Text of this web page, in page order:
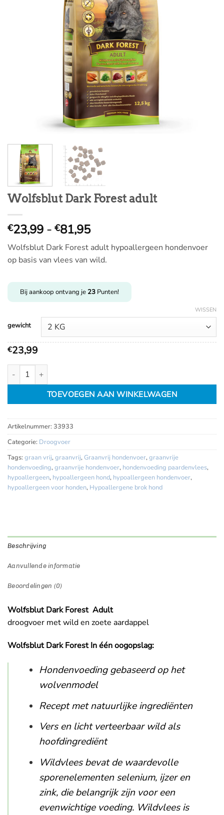
Wolfsblut Dark Forest adult
€23,99 - €81,95Prijsklasse:
23,99
tot
81,95
Wolfsblut Dark Forest adult hypoallergeen hondenvoer
op basis van vlees van wild.
Bij aankoop ontvang je 23 Punten!
gewicht
WISSEN
€23,99
Wolfsblut Dark Forest adult aantal
TOEVOEGEN AAN WINKELWAGEN
Artikelnummer: 33933
Categorie: Droogvoer
Tags: graan vrij, graanvrij, Graanvrij hondenvoer, graanvrije
hondenvoeding, graanvrije hondenvoer, hondenvoeding paardenvlees,
hypoallergeen, hypoallergeen hond, hypoallergeen hondenvoer,
hypoallergeen voor honden, Hypoallergene brok hond
Beschrijving
Aanvullende informatie
Beoordelingen (0)
Wolfsblut Dark Forest Adult
droogvoer met wild en zoete aardappel
Wolfsblut Dark Forest In één oogopslag:
Hondenvoeding gebaseerd op het
wolvenmodel
Recept met natuurlijke ingrediënten
Vers en licht verteerbaar wild als
hoofdingrediënt
Wildvlees bevat de waardevolle
sporenelementen selenium, ijzer en
zink, die belangrijk zijn voor een
evenwichtige voeding. Wildvlees is